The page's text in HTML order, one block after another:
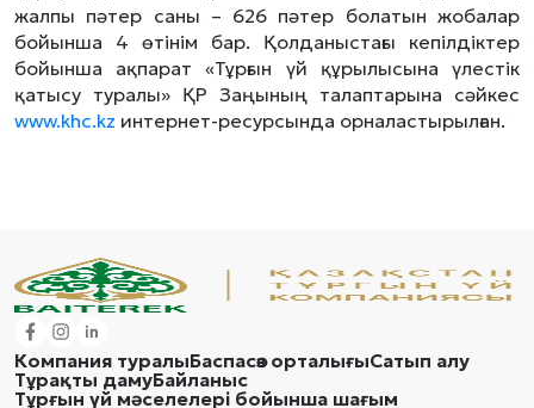
жалпы пәтер саны – 626 пәтер болатын жобалар
бойынша 4 өтінім бар. Қолданыстағы кепілдіктер
бойынша ақпарат «Тұрғын үй құрылысына үлестік
қатысу туралы» ҚР Заңының талаптарына сәйкес
www.khc.kz интернет-ресурсында орналастырылған.
Компания туралыБаспасөз орталығыСатып алу
Тұрақты дамуБайланыс
Тұрғын үй мәселелері бойынша шағым